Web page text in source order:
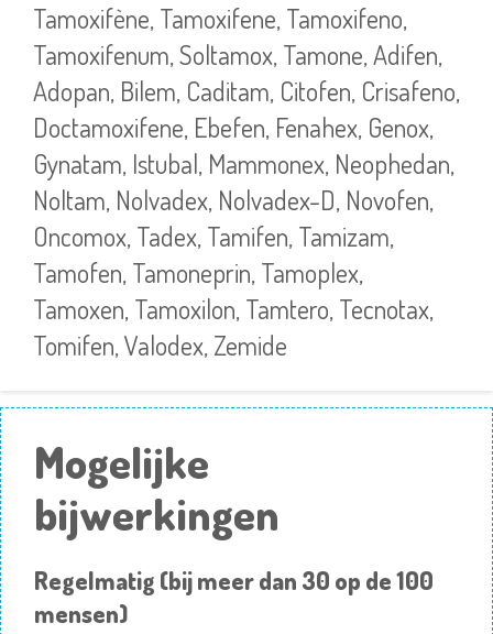
Tamoxifène, Tamoxifene, Tamoxifeno,
Tamoxifenum, Soltamox, Tamone, Adifen,
Adopan, Bilem, Caditam, Citofen, Crisafeno,
Doctamoxifene, Ebefen, Fenahex, Genox,
Gynatam, Istubal, Mammonex, Neophedan,
Noltam, Nolvadex, Nolvadex-D, Novofen,
Oncomox, Tadex, Tamifen, Tamizam,
Tamofen, Tamoneprin, Tamoplex,
Tamoxen, Tamoxilon, Tamtero, Tecnotax,
Tomifen, Valodex, Zemide
Mogelijke
bijwerkingen
Regelmatig (bij meer dan 30 op de 100
mensen)